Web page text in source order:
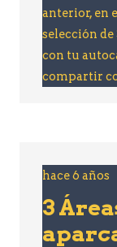
anterior, en
selección de
con tu
compartir
hace 6 años
3